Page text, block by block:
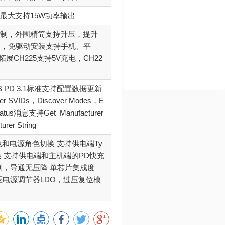
大支持15W功率输出
，外围精简支持升压，提升
免驱动安装支持手机、平
展CH225支持5V充电，CH22
PD 3.1标准支持配置数据更新
SVIDs，Discover Modes，E
消息支持Get_Manufacturer
String
电源角色切换 支持供电端Ty
持供电端和主机端的PD快充
导通无压降 单芯片集成度
源调节器LDO，过压复位模